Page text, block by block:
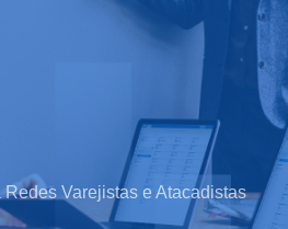
Varejistas e Atacadistas